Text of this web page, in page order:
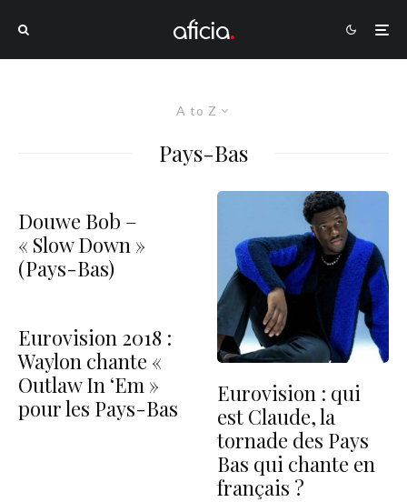
A to Z
Pays-Bas
Douwe Bob –
« Slow Down »
(Pays-Bas)
Eurovision 2018 :
Waylon chante «
Outlaw In ‘Em »
pour les Pays-Bas
Eurovision : qui
est Claude, la
tornade des Pays
Bas qui chante en
français ?